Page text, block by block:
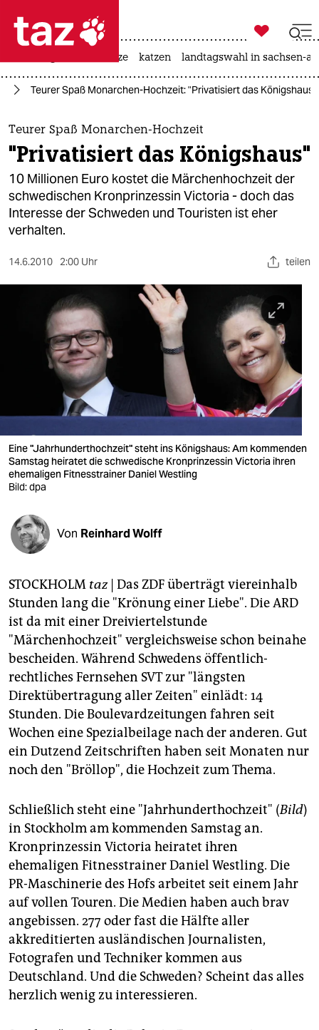
 taz zahl ich
taz zahl ich
themen
politik
öko
gesellschaft
kultur
sport
wahrheit
verlag
verlag
veranstaltungen
fragen & hilfe
unterstützen
abo
genossenschaft
epaper login

taz zahl ich
hitze katzen landtagswahl in sachsen-
Teurer Spaß Monarchen-Hochzeit: "Privatisiert das Königshaus"
Teurer Spaß Monarchen-Hochzeit
"Privatisiert das Königshaus"
10 Millionen Euro kostet die Märchenhochzeit der
schwedischen Kronprinzessin Victoria - doch das
Interesse der Schweden und Touristen ist eher
verhalten.
14.6.2010 2:00 Uhr teilen
Eine "Jahrhunderthochzeit" steht ins Königshaus: Am kommenden
Samstag heiratet die schwedische Kronprinzessin Victoria ihren
ehemaligen Fitnesstrainer Daniel Westling
Bild: dpa
Von Reinhard Wolff
STOCKHOLM taz| Das ZDF überträgt viereinhalb
Stunden lang die "Krönung einer Liebe". Die ARD
ist da mit einer Dreiviertelstunde
"Märchenhochzeit" vergleichsweise schon beinahe
bescheiden. Während Schwedens öffentlich-
rechtliches Fernsehen SVT zur "längsten
Direktübertragung aller Zeiten" einlädt: 14
Stunden. Die Boulevardzeitungen fahren seit
Wochen eine Spezialbeilage nach der anderen. Gut
ein Dutzend Zeitschriften haben seit Monaten nur
noch den "Bröllop", die Hochzeit zum Thema.
Schließlich steht eine "Jahrhunderthochzeit" (Bild)
in Stockholm am kommenden Samstag an.
Kronprinzessin Victoria heiratet ihren
ehemaligen Fitnesstrainer Daniel Westling. Die
PR-Maschinerie des Hofs arbeitet seit einem Jahr
auf vollen Touren. Die Medien haben auch brav
angebissen. 277 oder fast die Hälfte aller
akkreditierten ausländischen Journalisten,
Fotografen und Techniker kommen aus
Deutschland. Und die Schweden? Scheint das alles
herzlich wenig zu interessieren.